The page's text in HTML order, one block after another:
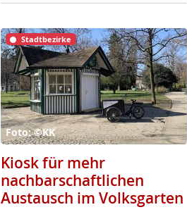
Stadtbezirke
Foto: ©KK
Kiosk für mehr
nachbarschaftlichen
Austausch im Volksgarten